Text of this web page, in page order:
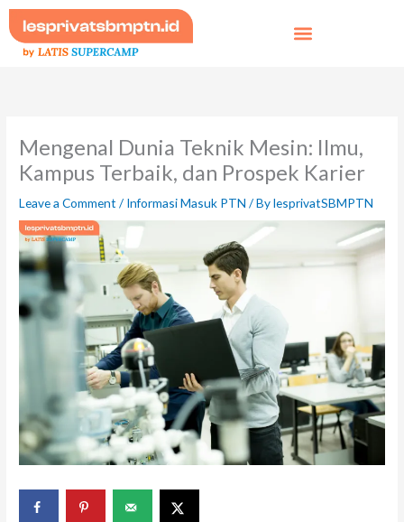
Skip
to
content
Mengenal Dunia Teknik Mesin: Ilmu,
Kampus Terbaik, dan Prospek Karier
Leave a Comment / Informasi Masuk PTN / BylesprivatSBMPTN